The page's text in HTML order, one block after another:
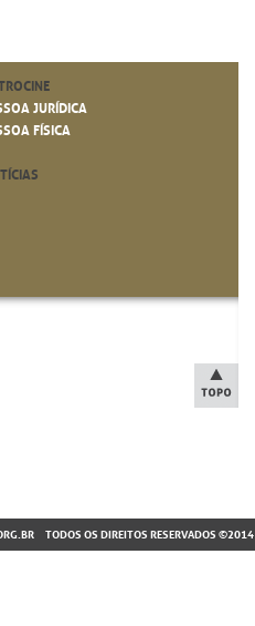
JURÍDICA
FÍSICA
TODOS OS DIREITOS RESERVADOS ©2014